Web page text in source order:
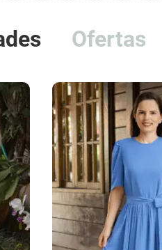
Ofertas